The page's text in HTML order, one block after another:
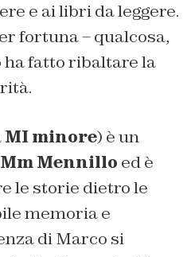
e ai libri da leggere.
fortuna – qualcosa,
ha fatto ribaltare la
MI minore) è un
MmMennillo ed è
le storie dietro le
memoria e
di Marco si